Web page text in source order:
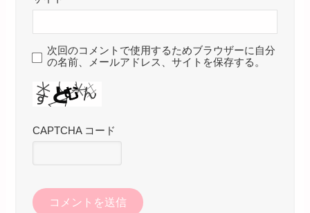
次回のコメントで使用するためブラウザーに自分
の名前、メールアドレス、サイトを保存する。
CAPTCHA コード